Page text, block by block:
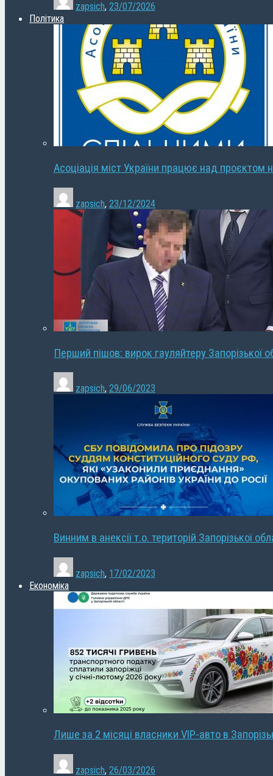
zapsich, 23/07/2026
Політика
Асоціація міст України працює над проєктом
zapsich, 23/12/2024
Перший пішов: вирок гауляйтеру Запорізької
zapsich, 29/06/2023
Винним в анексії т.о. територій Запорізької
zapsich, 17/02/2023
Економіка
Лише за 2 місяці власники VIP-авто в
zapsich, 26/03/2026